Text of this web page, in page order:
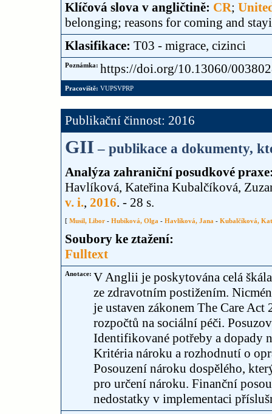
Klíčová slova v angličtině: CR;
belonging; reasons for coming and
Klasifikace: T03 - migrace, cizinci
Poznámka: https://doi.org/10.13060/
Pracoviště: VUPSVPRP
Publikační činnost: 2016
GII – publikace a dokumenty,
Analýza zahraniční posudkové
Havlíková, Kateřina Kubalčíková,
v. i., 2016. - 28 s.
[ Musil, Libor - Hubíková, Olga - Havlíková, Jana - Kubalčíková,
Soubory ke ztažení:
Fulltext
Anotace: V Anglii je poskytována celá
ze zdravotním postižením.
je ustaven zákonem The Care
rozpočtů na sociální péči.
Identifikované potřeby a dopady
Kritéria nároku a rozhodnutí o
Posouzení nároku dospělého,
pro určení nároku. Finanční
nedostatky v implementaci